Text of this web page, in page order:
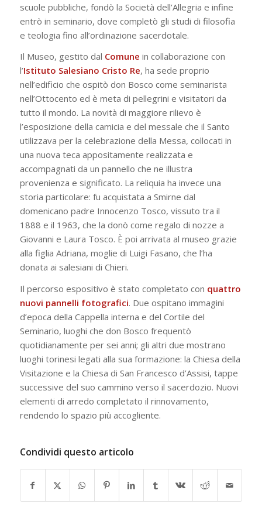
scuole pubbliche, fondò la Società dell’Allegria e infine
entrò in seminario, dove completò gli studi di filosofia
e teologia fino all’ordinazione sacerdotale.
Il Museo, gestito dal Comune in collaborazione con
l’Istituto Salesiano Cristo Re, ha sede proprio
nell’edificio che ospitò don Bosco come seminarista
nell’Ottocento ed è meta di pellegrini e visitatori da
tutto il mondo. La novità di maggiore rilievo è
l’esposizione della camicia e del messale che il Santo
utilizzava per la celebrazione della Messa, collocati in
una nuova teca appositamente realizzata e
accompagnati da un pannello che ne illustra
provenienza e significato. La reliquia ha invece una
storia particolare: fu acquistata a Smirne dal
domenicano padre Innocenzo Tosco, vissuto tra il
1888 e il 1963, che la donò come regalo di nozze a
Giovanni e Laura Tosco. È poi arrivata al museo grazie
alla figlia Adriana, moglie di Luigi Fasano, che l’ha
donata ai salesiani di Chieri.
Il percorso espositivo è stato completato con quattro
nuovi pannelli fotografici. Due ospitano immagini
d’epoca della Cappella interna e del Cortile del
Seminario, luoghi che don Bosco frequentò
quotidianamente per sei anni; gli altri due mostrano
luoghi torinesi legati alla sua formazione: la Chiesa della
Visitazione e la Chiesa di San Francesco d’Assisi, tappe
successive del suo cammino verso il sacerdozio. Nuovi
elementi di arredo completato il rinnovamento,
rendendo lo spazio più accogliente.
Condividi questo articolo